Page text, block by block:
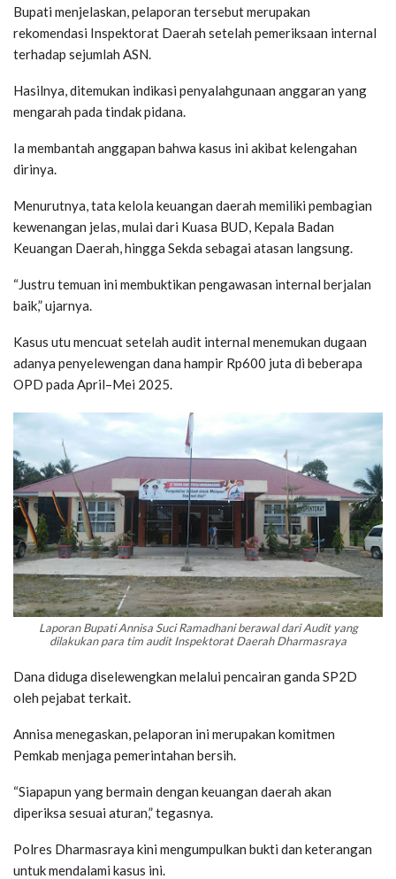
Bupati menjelaskan, pelaporan tersebut merupakan
rekomendasi Inspektorat Daerah setelah pemeriksaan internal
terhadap sejumlah ASN.
Hasilnya, ditemukan indikasi penyalahgunaan anggaran yang
mengarah pada tindak pidana.
Ia membantah anggapan bahwa kasus ini akibat kelengahan
dirinya.
Menurutnya, tata kelola keuangan daerah memiliki pembagian
kewenangan jelas, mulai dari Kuasa BUD, Kepala Badan
Keuangan Daerah, hingga Sekda sebagai atasan langsung.
“Justru temuan ini membuktikan pengawasan internal berjalan
baik,” ujarnya.
Kasus utu mencuat setelah audit internal menemukan dugaan
adanya penyelewengan dana hampir Rp600 juta di beberapa
OPD pada April–Mei 2025.
Laporan Bupati Annisa Suci Ramadhani berawal dari Audit yang
dilakukan para tim audit Inspektorat Daerah Dharmasraya
Dana diduga diselewengkan melalui pencairan ganda SP2D
oleh pejabat terkait.
Annisa menegaskan, pelaporan ini merupakan komitmen
Pemkab menjaga pemerintahan bersih.
“Siapapun yang bermain dengan keuangan daerah akan
diperiksa sesuai aturan,” tegasnya.
Polres Dharmasraya kini mengumpulkan bukti dan keterangan
untuk mendalami kasus ini.